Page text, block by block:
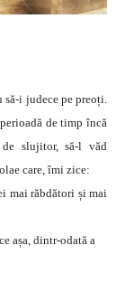
să-i judece pe preoți.
de timp încă
slujitor, să-l văd
care, îmi zice:
răbdători și mai
așa, dintr-odată a